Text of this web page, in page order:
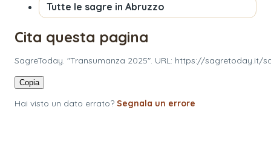
Tutte le sagre in Abruzzo
Cita questa pagina
SagreToday. "Transumanza 2025". URL: https://
Copia
Hai visto un dato errato? Segnala un errore